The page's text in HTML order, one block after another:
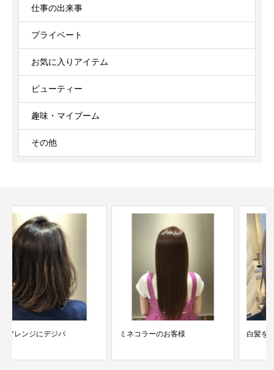
仕事の出来事
プライベート
お気に入りアイテム
ビューティー
趣味・マイブーム
その他
ミネコラーのお客様 白髪をぼかすハイライト